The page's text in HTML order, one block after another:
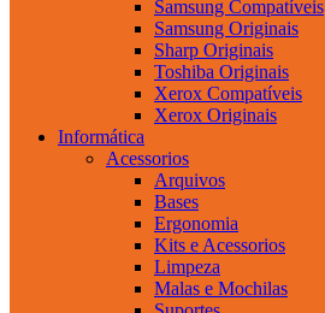
Samsung Compatíveis
Samsung Originais
Sharp Originais
Toshiba Originais
Xerox Compatíveis
Xerox Originais
Informática
Acessorios
Arquivos
Bases
Ergonomia
Kits e Acessorios
Limpeza
Malas e Mochilas